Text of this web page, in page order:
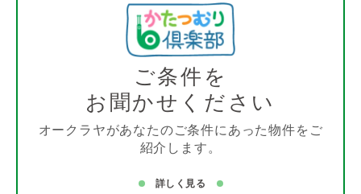
ご条件を
お聞かせください
オークラヤがあなたのご条件にあった物件をご
紹介します。
詳しく見る